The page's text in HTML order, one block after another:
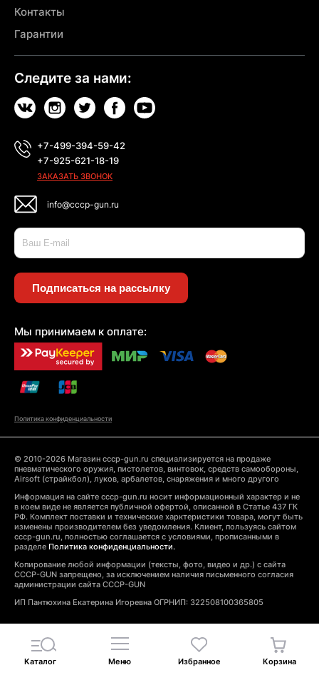
Контакты
Гарантии
Следите за нами:
+7-499-394-59-42
+7-925-621-18-19
ЗАКАЗАТЬ ЗВОНОК
info@cccp-gun.ru
Подписаться на рассылку
Мы принимаем к оплате:
Политика конфиденциальности
© 2010-2026 Магазин cccp-gun.ru специализируется на продаже
пневматического оружия, пистолетов, винтовок, средств самообороны,
Airsoft (страйкбол), луков, арбалетов, снаряжения и много другого
Информация на сайте cccp-gun.ru носит информационный характер и не
в коем виде не является публичной офертой, описанной в Статье 437 ГК
РФ. Комплект поставки и технические харктеристики товара, могут быть
изменены производителем без уведомления. Клиент, пользуясь сайтом
cccp-gun.ru, полностью соглашается с условиями, прописанными в
разделе Политика конфиденциальности.
Копирование любой информации (тексты, фото, видео и др.) с сайта
CCCP-GUN запрещено, за исключением наличия письменного согласия
администрации сайта CCCP-GUN
ИП Пантюхина Екатерина Игоревна ОГРНИП: 322508100365805
Каталог Меню Избранное Корзина